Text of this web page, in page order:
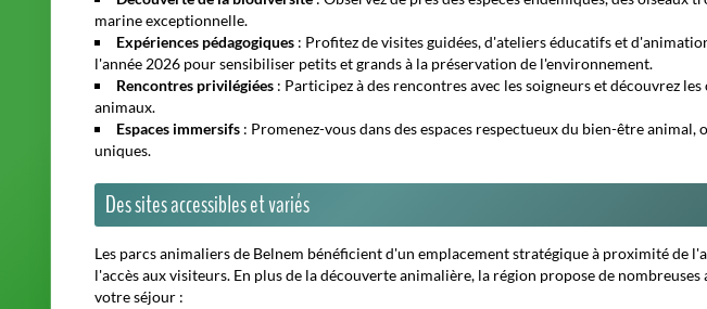
marine exceptionnelle.
Expériences pédagogiques : Profitez de visites guidées, d'ateliers éducatifs et
l'année 2026 pour sensibiliser petits et grands à la préservation de l'environnement.
Rencontres privilégiées : Participez à des rencontres avec les soigneurs et découvrez
animaux.
Espaces immersifs : Promenez-vous dans des espaces respectueux du bien-être
uniques.
Des sites accessibles et variés
Les parcs animaliers de Belnem bénéficient d'un emplacement stratégique à proximité de
l'accès aux visiteurs. En plus de la découverte animalière, la région propose de
votre séjour :